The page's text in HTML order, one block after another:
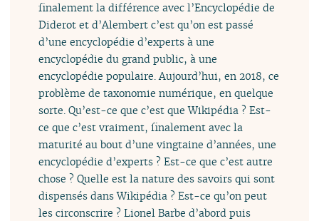
finalement la différence avec l’Encyclopédie de
Diderot et d’Alembert c’est qu’on est passé
d’une encyclopédie d’experts à une
encyclopédie du grand public, à une
encyclopédie populaire. Aujourd’hui, en 2018, ce
problème de taxonomie numérique, en quelque
sorte. Qu’est-ce que c’est que Wikipédia ? Est-
ce que c’est vraiment, finalement avec la
maturité au bout d’une vingtaine d’années, une
encyclopédie d’experts ? Est-ce que c’est autre
chose ? Quelle est la nature des savoirs qui sont
dispensés dans Wikipédia ? Est-ce qu’on peut
les circonscrire ? Lionel Barbe d’abord puis